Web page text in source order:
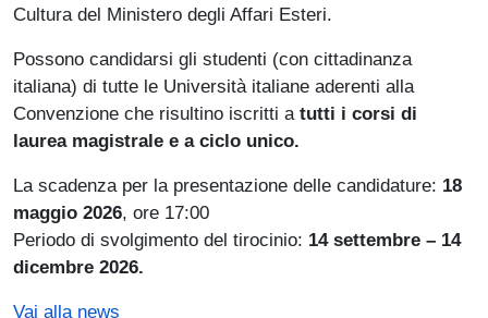
Cultura del Ministero degli Affari Esteri.
Possono candidarsi gli studenti (con cittadinanza
italiana) di tutte le Università italiane aderenti alla
Convenzione che risultino iscritti atutti i corsi di
laurea magistrale e a ciclo unico.
La scadenza per la presentazione delle candidature: 18
maggio 2026, ore 17:00
Periodo di svolgimento del tirocinio: 14 settembre – 14
dicembre 2026.
Vai alla news